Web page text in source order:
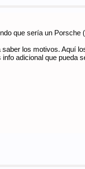
que sería un
los motivos. Aquí
adicional que pueda